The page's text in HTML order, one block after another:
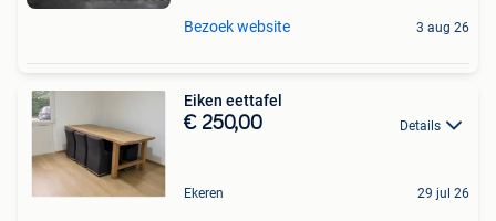
Bezoek website 3 aug 26
Eiken eettafel
€ 250,00 Details
Ekeren 29 jul 26